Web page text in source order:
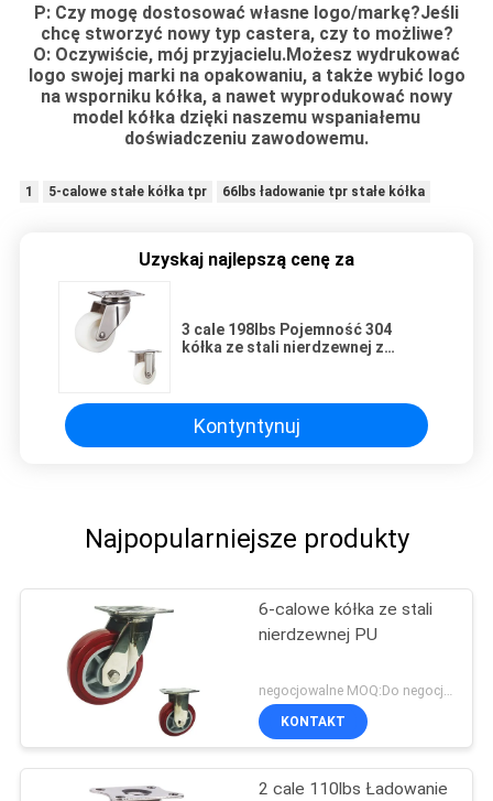
P: Czy mogę dostosować własne logo/markę?Jeśli
chcę stworzyć nowy typ castera, czy to możliwe?
O: Oczywiście, mój przyjacielu.Możesz wydrukować
logo swojej marki na opakowaniu, a także wybić logo
na wsporniku kółka, a nawet wyprodukować nowy
model kółka dzięki naszemu wspaniałemu
doświadczeniu zawodowemu.
1 5-calowe stałe kółka tpr 66lbs ładowanie tpr stałe kółka
Uzyskaj najlepszą cenę za
3 cale 198lbs Pojemność 304
kółka ze stali nierdzewnej z
Kontyntynuj
Najpopularniejsze produkty
6-calowe kółka ze stali
nierdzewnej PU
negocjowalne MOQ:Do negocjacji
KONTAKT
2 cale 110lbs Ładowanie